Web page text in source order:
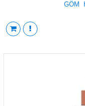
GỐM